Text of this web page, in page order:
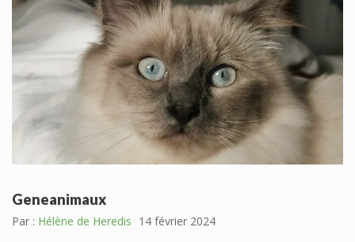
Geneanimaux
Par : Hélène de Heredis 14 février 2024